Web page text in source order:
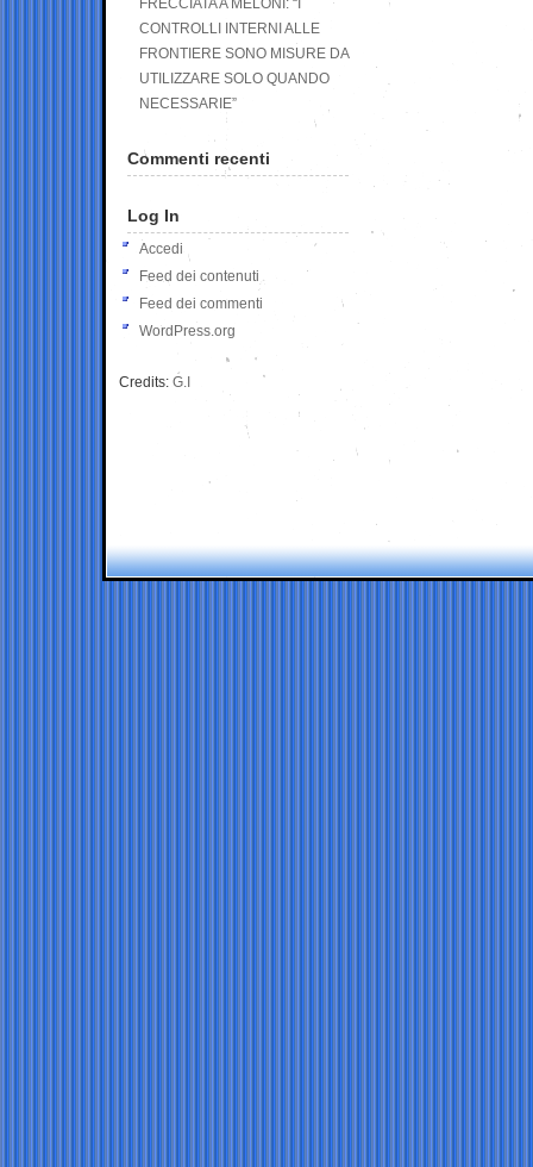
FRECCIATA A MELONI: “I
CONTROLLI INTERNI ALLE
FRONTIERE SONO MISURE DA
UTILIZZARE SOLO QUANDO
NECESSARIE”
Commenti recenti
Log In
Accedi
Feed dei contenuti
Feed dei commenti
WordPress.org
Credits: G.I